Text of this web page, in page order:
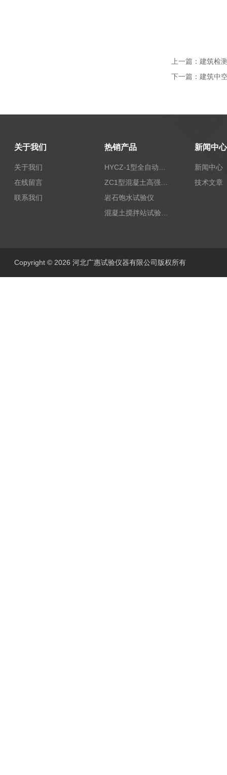
上一篇： 建筑检
下一篇： 建筑中
关于我们
关于我们
在线留言
联系我们
热销产品
岩石饱水试验仪
新闻中心
新闻中心
技术文章
Copyright © 2026 河北广惠试验仪器有限公司版权所有